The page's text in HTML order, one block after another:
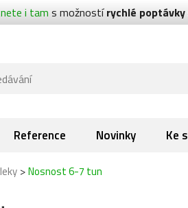
i tam s možnostírychlé
Reference Novinky Ke
>Nosnost 6-7 tun